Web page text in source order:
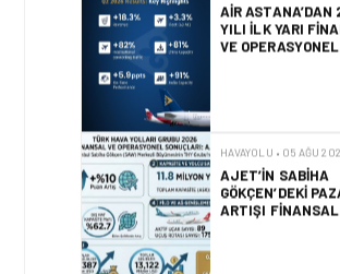
SONUÇLARI NASIL
ETKILEDI?